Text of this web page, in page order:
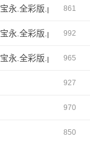
永.全彩版.part3下载
861
永.全彩版.part2下载
992
永.全彩版.part1下载
965
927
970
850